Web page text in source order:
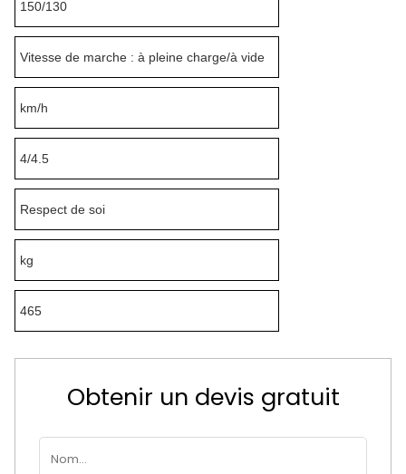
150/130
Vitesse de marche : à pleine charge/à vide
km/h
4/4.5
Respect de soi
kg
465
Obtenir un devis gratuit